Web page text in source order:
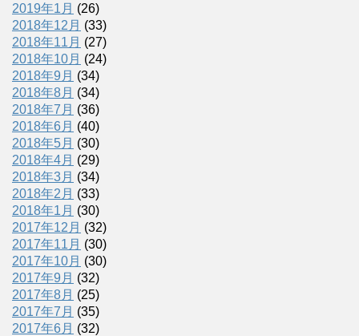
2019年1月 (26)
2018年12月 (33)
2018年11月 (27)
2018年10月 (24)
2018年9月 (34)
2018年8月 (34)
2018年7月 (36)
2018年6月 (40)
2018年5月 (30)
2018年4月 (29)
2018年3月 (34)
2018年2月 (33)
2018年1月 (30)
2017年12月 (32)
2017年11月 (30)
2017年10月 (30)
2017年9月 (32)
2017年8月 (25)
2017年7月 (35)
2017年6月 (32)